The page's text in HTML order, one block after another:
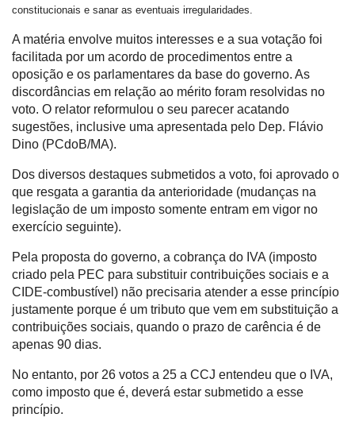
constitucionais e sanar as eventuais irregularidades.
A matéria envolve muitos interesses e a sua votação foi
facilitada por um acordo de procedimentos entre a
oposição e os parlamentares da base do governo. As
discordâncias em relação ao mérito foram resolvidas no
voto. O relator reformulou o seu parecer acatando
sugestões, inclusive uma apresentada pelo Dep. Flávio
Dino (PCdoB/MA).
Dos diversos destaques submetidos a voto, foi aprovado o
que resgata a garantia da anterioridade (mudanças na
legislação de um imposto somente entram em vigor no
exercício seguinte).
Pela proposta do governo, a cobrança do IVA (imposto
criado pela PEC para substituir contribuições sociais e a
CIDE-combustível) não precisaria atender a esse princípio
justamente porque é um tributo que vem em substituição a
contribuições sociais, quando o prazo de carência é de
apenas 90 dias.
No entanto, por 26 votos a 25 a CCJ entendeu que o IVA,
como imposto que é, deverá estar submetido a esse
princípio.